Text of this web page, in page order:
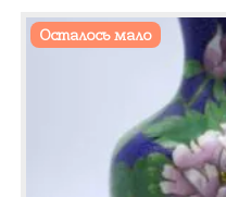
составляла
BYN 1,000.00.
BYN
Осталось мало